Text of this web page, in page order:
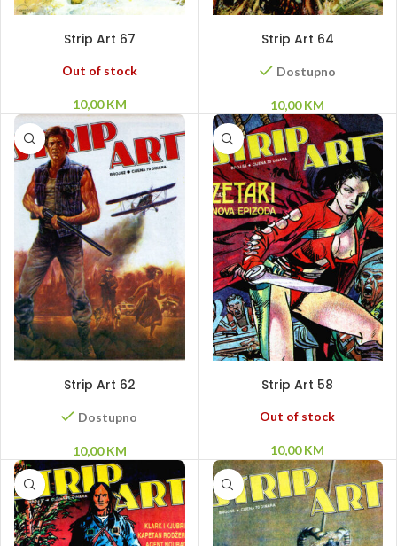
Strip Art 67
Out of stock
10,00KM
Strip Art 64
Dostupno
10,00KM
Strip Art 62
Dostupno
10,00KM
Strip Art 58
Out of stock
10,00KM